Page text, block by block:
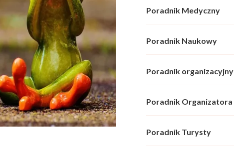
Poradnik Medyczny
Poradnik Naukowy
Poradnik organizacyjny
Poradnik Organizatora
Poradnik Turysty